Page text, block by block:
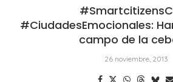
#CiudadesEmocionales:
campo de la
26 noviembre, 2013